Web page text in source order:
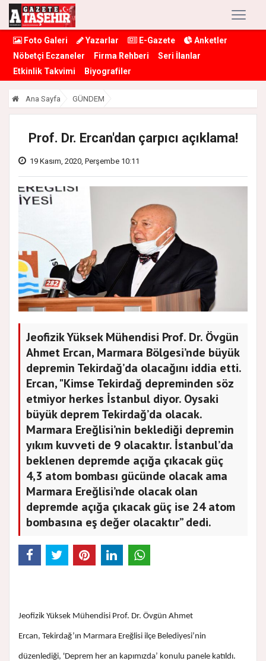
Foto Galeri Yazarlar E-Gazete
Anketler
Nöbetçi Eczaneler
Firma Rehberi
Seri İlanlar
Etkinlik Takvimi
Biyografiler
Ana Sayfa GÜNDEM
Prof. Dr. Ercan'dan çarpıcı açıklama!
19 Kasım, 2020, Perşembe 10:11
Jeofizik Yüksek Mühendisi Prof. Dr. Övgün
Ahmet Ercan, Marmara Bölgesi’nde büyük
depremin Tekirdağ’da olacağını iddia etti.
Ercan, "Kimse Tekirdağ depreminden söz
etmiyor herkes İstanbul diyor. Oysaki
büyük deprem Tekirdağ’da olacak.
Marmara Ereğlisi’nin beklediği depremin
yıkım kuvveti de 9 olacaktır. İstanbul’da
beklenen depremde açığa çıkacak güç
4,3 atom bombası gücünde olacak ama
Marmara Ereğlisi’nde olacak olan
depremde açığa çıkacak güç ise 24 atom
bombasına eş değer olacaktır” dedi.
Jeofizik Yüksek Mühendisi Prof. Dr. Övgün Ahmet
Ercan, Tekirdağ’ın Marmara Ereğlisi ilçe Belediyesi’nin
düzenlediği, 'Deprem her an kapımızda’ konulu panele katıldı.